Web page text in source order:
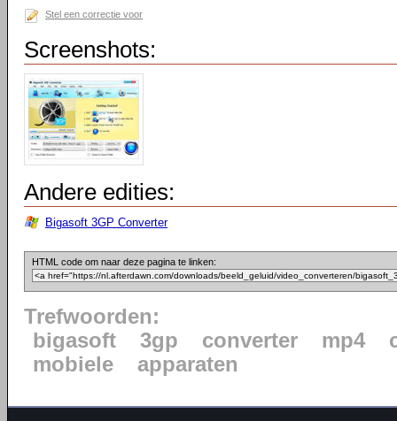
Stel een correctie voor
Screenshots:
Andere edities:
Bigasoft 3GP Converter
HTML code om naar deze pagina te linken:
Trefwoorden:
bigasoft
3gp converter mp4
mobiele
apparaten